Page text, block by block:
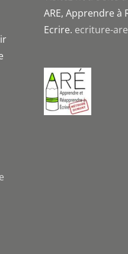
ARE, Apprendre à
Ecrire. ecriture-